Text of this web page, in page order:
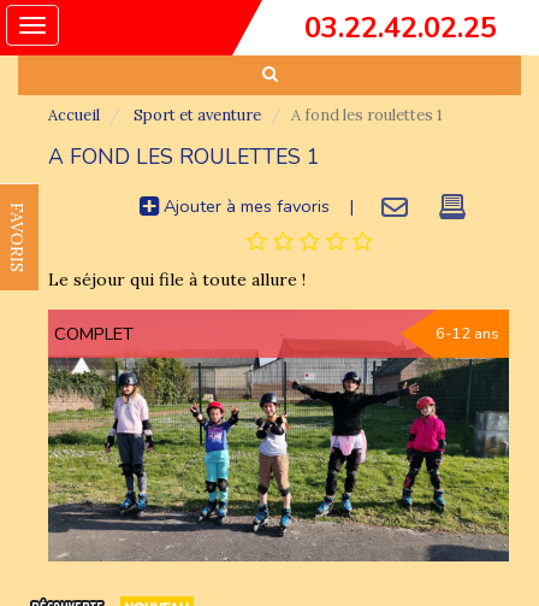
03.22.42.02.25
Toggle
navigation
FAVORIS
Accueil Sport et aventure A fond les roulettes 1
A FOND LES ROULETTES 1
Ajouter à mes favoris |
Le séjour qui file à toute allure !
COMPLET 6-12 ans